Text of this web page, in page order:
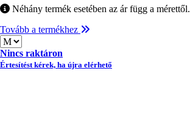
Néhány termék esetében az ár függ a mérettől.
Tovább a termékhez
Méret
Nincs raktáron
Értesítést kérek, ha újra elérhető